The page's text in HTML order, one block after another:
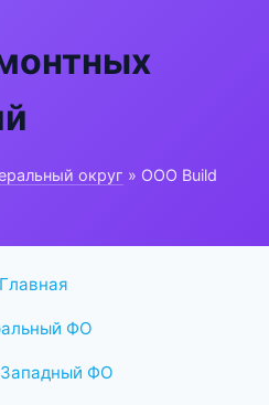
округ » ООО Build
ФО
ФО